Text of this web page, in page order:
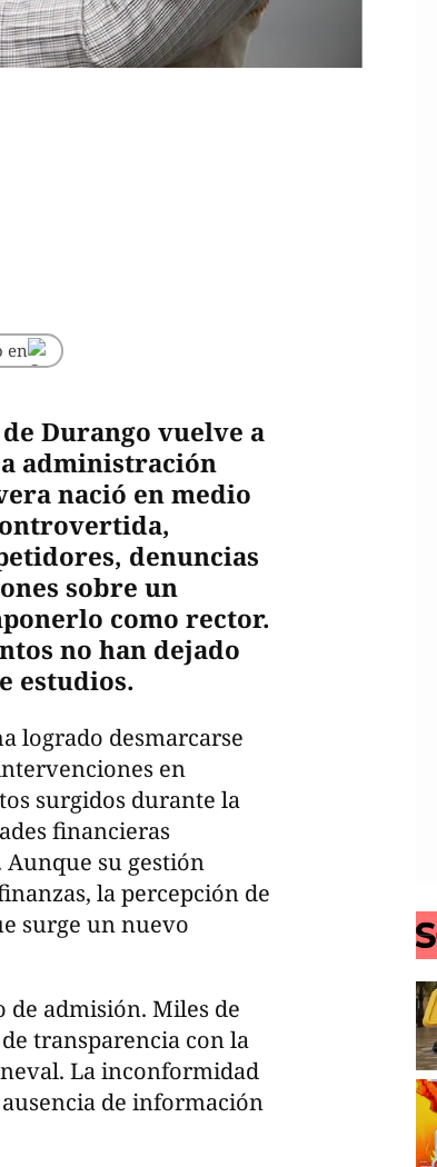
en
Durango vuelve a
administración
nació en medio
denuncias
sobre un
como rector.
no han dejado
estudios.
logrado desmarcarse
en
surgidos durante la
financieras
su gestión
la percepción de
surge un nuevo
de admisión. Miles de
transparencia con la
La inconformidad
de información